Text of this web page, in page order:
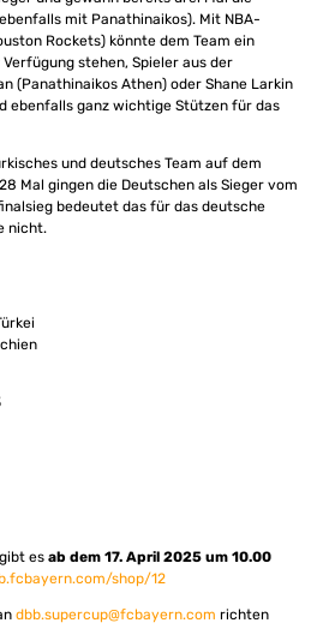
mit Panathinaikos). Mit NBA-
Rockets) könnte dem Team ein
stehen, Spieler aus der
(Panathinaikos Athen) oder Shane Larkin
ebenfalls ganz wichtige Stützen für das
und deutsches Team auf dem
Mal gingen die Deutschen als Sieger vom
bedeutet das für das deutsche
nicht.
es ab dem 17. April 2025 um 10.00
shop/12
dbb.supercup@fcbayern.com richten